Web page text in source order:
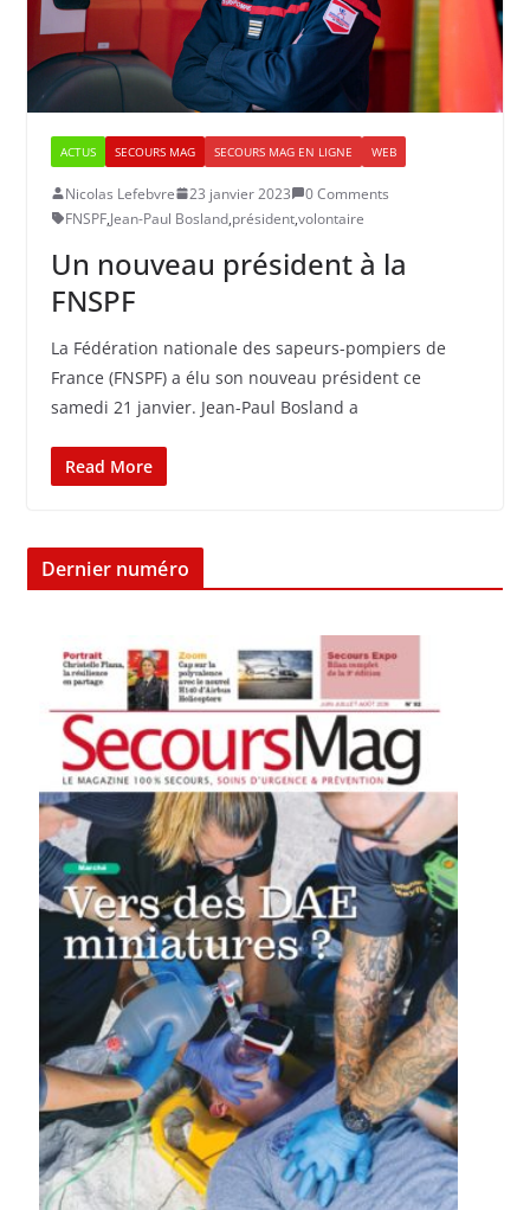
ACTUS SECOURS MAG SECOURS MAG EN LIGNE WEB
Nicolas Lefebvre 23 janvier 2023
0 Comments
FNSPF,Jean-Paul Bosland,président,volontaire
Un nouveau président à la
FNSPF
La Fédération nationale des sapeurs-pompiers de
France (FNSPF) a élu son nouveau président ce
samedi 21 janvier. Jean-Paul Bosland a
Read More
Dernier numéro